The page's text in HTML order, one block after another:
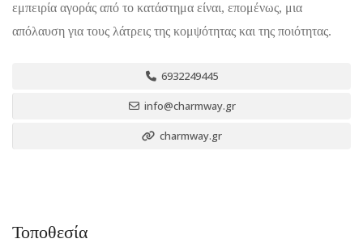
εμπειρία αγοράς από το κατάστημα είναι, επομένως, μια
απόλαυση για τους λάτρεις της κομψότητας και της ποιότητας.
6932249445
info@charmway.gr
charmway.gr
Τοποθεσία